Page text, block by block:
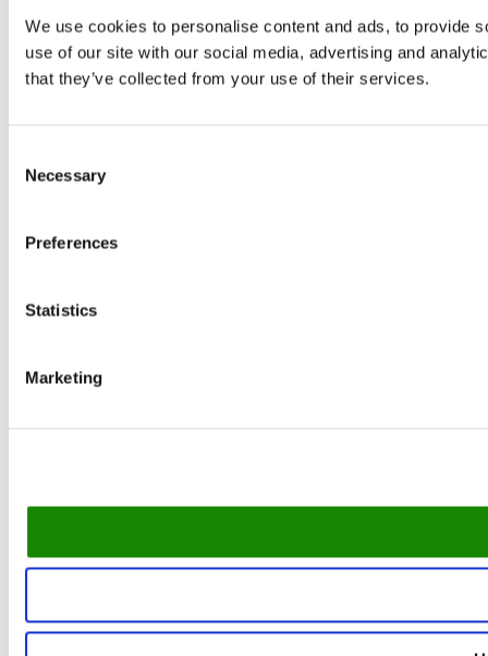
We use cookies to personalise content and ads, to provide
use of our site with our social media, advertising and
that they’ve collected from your use of their services.
Selection
Necessary
Preferences
Statistics
Marketing